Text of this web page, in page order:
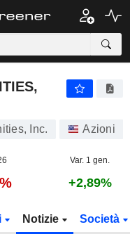
Inc. Azioni
Var. 1 gen.
+2,89%
Notizie Società